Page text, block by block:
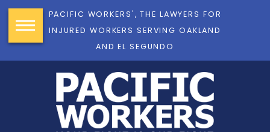
PACIFIC WORKERS', THE LAWYERS FOR
INJURED WORKERS SERVING OAKLAND
AND EL SEGUNDO